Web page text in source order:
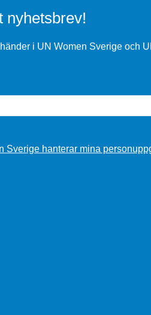
nyhetsbrev!
i UN Women Sverige och
Sverige hanterar mina